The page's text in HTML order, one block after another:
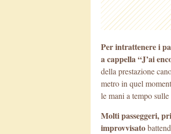
Per intrattenere i
a cappella “J’ai
della prestazione
metro in quel
le mani a tempo
Molti passeggeri,
improvvisato